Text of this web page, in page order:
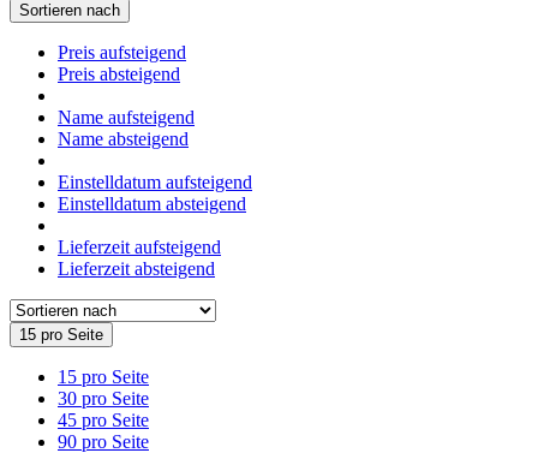
Sortieren nach
Preis aufsteigend
Preis absteigend
Name aufsteigend
Name absteigend
Einstelldatum aufsteigend
Einstelldatum absteigend
Lieferzeit aufsteigend
Lieferzeit absteigend
15 pro Seite
15 pro Seite
30 pro Seite
45 pro Seite
90 pro Seite